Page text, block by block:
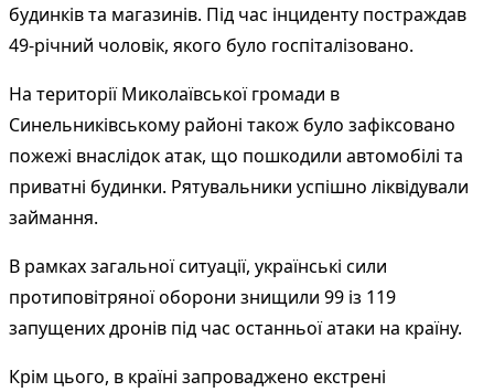
будинків та магазинів. Під час інциденту постраждав
49-річний чоловік, якого було госпіталізовано.
На території Миколаївської громади в
Синельниківському районі також було зафіксовано
пожежі внаслідок атак, що пошкодили автомобілі та
приватні будинки. Рятувальники успішно ліквідували
займання.
В рамках загальної ситуації, українські сили
протиповітряної оборони знищили 99 із 119
запущених дронів під час останньої атаки на країну.
Крім цього, в країні запроваджено екстрені